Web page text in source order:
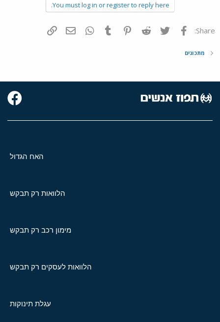
You must log in or register to reply here.
Share: פייסבוק Twitter
Reddit
Pinterest
Tumblr
WhatsAppדואר אלקטרוני
מתכונים
האח הגדול
הלוואות רק תבקש
מימון רכב רק תבקש
הלוואות לעסקים רק תבקש
עגלת תינוקות